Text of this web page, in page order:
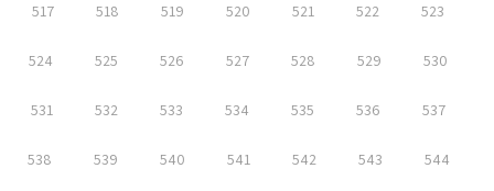
517 518 519 520 521 522 523
524 525 526 527 528 529 530
531 532 533 534 535 536 537
538 539 540 541 542 543 544